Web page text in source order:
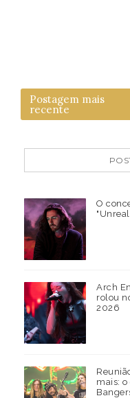
Postagem mais
recente
O
Arch
rolou
2026
mais: